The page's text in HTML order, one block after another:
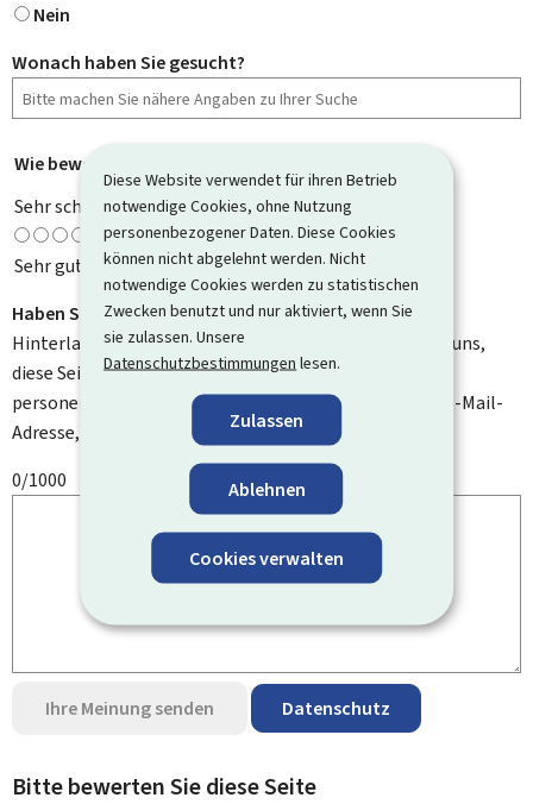
Diese Website verwendet für ihren Betrieb
notwendige Cookies, ohne Nutzung
personenbezogener Daten. Diese Cookies
können nicht abgelehnt werden. Nicht
notwendige Cookies werden zu statistischen
Zwecken benutzt und nur aktiviert, wenn Sie
sie zulassen. Unsere
Datenschutzbestimmungen lesen.
Zulassen
Ablehnen
Cookies verwalten
Nein
Wonach haben Sie gesucht?
Wie bewerten Sie diese Seite?
Sehr schlecht
Sehr gut
Haben Sie Verbesserungsvorschläge?
Hinterlassen Sie uns einen Kommentar und helfen Sie uns,
diese Seite zu verbessern. Bitte geben Sie keine
personenbezogenen Daten an, wie zum Beispiel Ihre E-Mail-
Adresse, Ihren Namen oder Ihre Telefonnummer.
0/1000
Ihre Meinung senden Datenschutz
Bitte bewerten Sie diese Seite